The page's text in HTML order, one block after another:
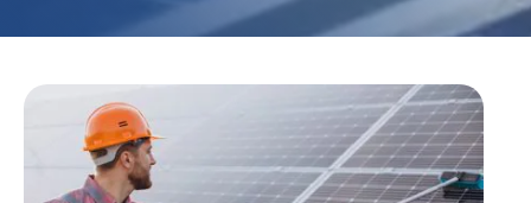
Fornitura e installazione U.T.A
Installazione impianti di condizionamento d'aria
Installazione e fornitura canalizzazioni